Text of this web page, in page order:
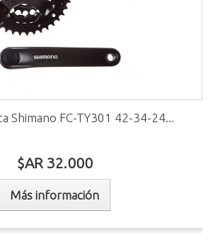
Shimano FC-TY301 42-34-24...
$AR 32.000
Más información